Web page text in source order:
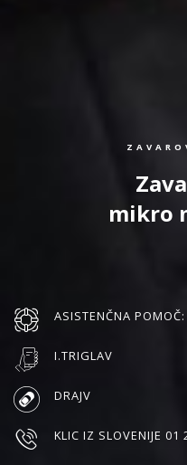
mikro
ASISTENČNA POMOČ:
I.TRIGLAV
DRAJV
KLIC IZ SLOVENIJE 01